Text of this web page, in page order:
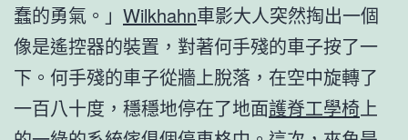
蠢的勇氣。」 Wilkhahn車影大人突然掏出一個
像是遙控器的裝置，對著何手殘的車子按了一
下。何手殘的車子從牆上脫落，在空中旋轉了
一百八十度，穩穩地停在了地面護脊工學椅 上